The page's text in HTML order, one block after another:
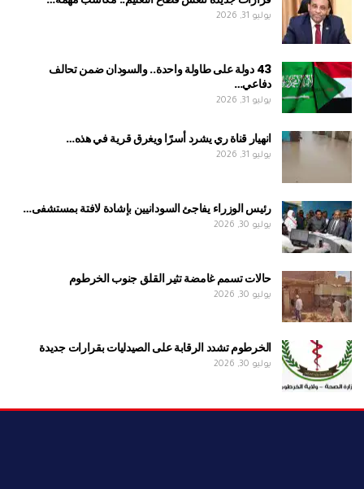
يوليو 31, 2026
43 دولة على طاولة واحدة.. والسودان ضمن تحالف
دفاعي…
يوليو 31, 2026
انهيار قناة ري يشرد أسرًا ويغرق قرية في هذه…
يوليو 31, 2026
رئيس الوزراء يفاجئ السودانيين بإشادة لافتة بمستشفى…
يوليو 30, 2026
حالات تسمم غامضة تثير القلق جنوب الخرطوم
يوليو 30, 2026
الخرطوم تشدد الرقابة على الصيدليات بقرارات جديدة
يوليو 30, 2026